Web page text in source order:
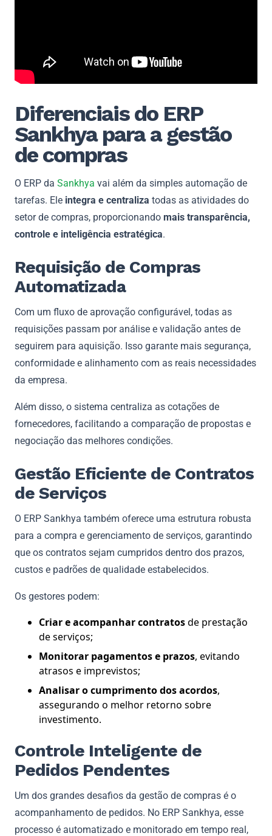
Diferenciais do ERP
Sankhya para a gestão
de compras
O ERP da Sankhya vai além da simples automação de
tarefas. Ele integra e centraliza todas as atividades do
setor de compras, proporcionando mais transparência,
controle e inteligência estratégica.
Requisição de Compras
Automatizada
Com um fluxo de aprovação configurável, todas as
requisições passam por análise e validação antes de
seguirem para aquisição. Isso garante mais segurança,
conformidade e alinhamento com as reais necessidades
da empresa.
Além disso, o sistema centraliza as cotações de
fornecedores, facilitando a comparação de propostas e
negociação das melhores condições.
Gestão Eficiente de Contratos
de Serviços
O ERP Sankhya também oferece uma estrutura robusta
para a compra e gerenciamento de serviços, garantindo
que os contratos sejam cumpridos dentro dos prazos,
custos e padrões de qualidade estabelecidos.
Os gestores podem:
Criar e acompanhar contratosde prestação
de serviços;
Monitorar pagamentos e prazos, evitando
atrasos e imprevistos;
Analisar o cumprimento dos acordos,
assegurando o melhor retorno sobre
investimento.
Controle Inteligente de
Pedidos Pendentes
Um dos grandes desafios da gestão de compras é o
acompanhamento de pedidos. No ERP Sankhya, esse
processo é automatizado e monitorado em tempo real,